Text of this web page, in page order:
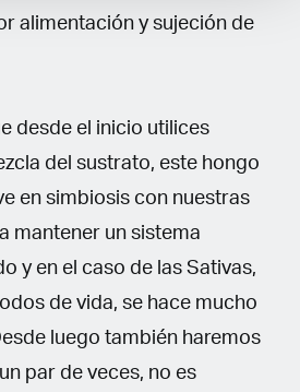
alimentación y sujeción de
desde el inicio utilices
del sustrato, este hongo
en simbiosis con nuestras
mantener un sistema
y en el caso de las Sativas,
de vida, se hace mucho
luego también haremos
par de veces, no es